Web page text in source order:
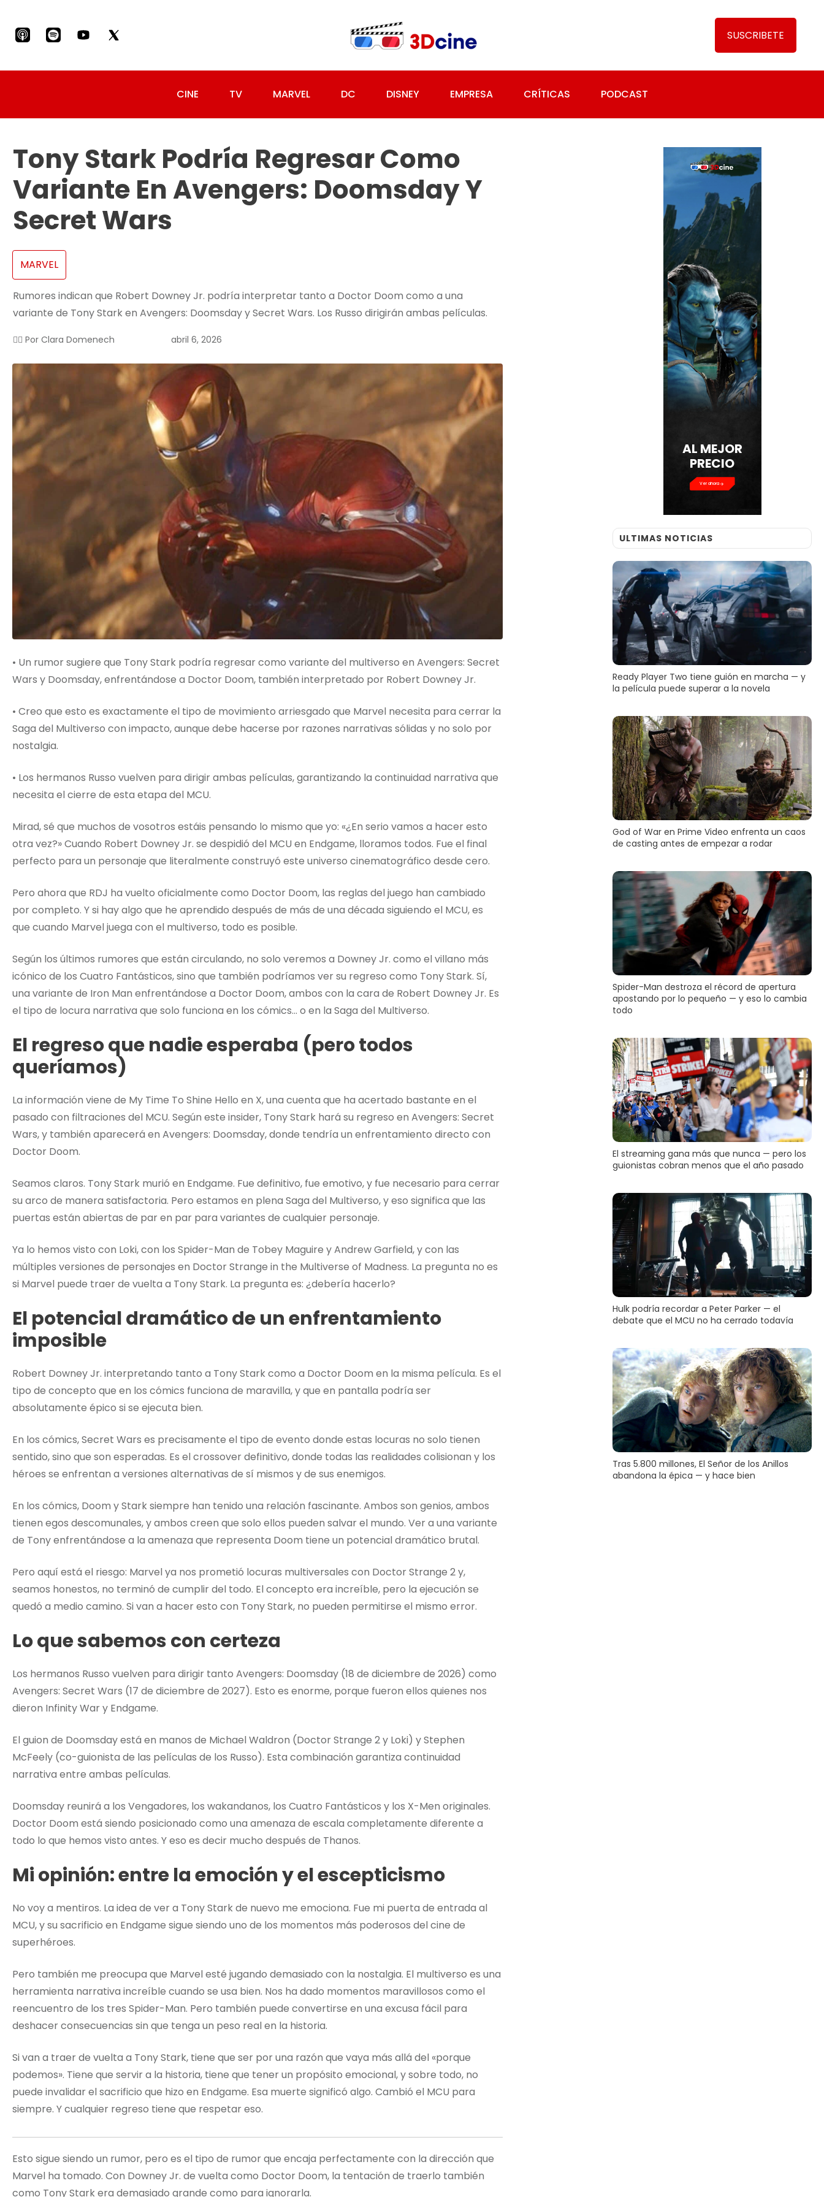
SUSCRIBETE
CINE TV MARVEL DC DISNEY EMPRESA CRÍTICAS PODCAST
Tony Stark Podría Regresar Como
Variante En Avengers: Doomsday Y
Secret Wars
MARVEL
Rumores indican que Robert Downey Jr. podría interpretar tanto a Doctor Doom como a una
variante de Tony Stark en Avengers: Doomsday y Secret Wars. Los Russo dirigirán ambas películas.
✍🏻 Por Clara Domenech abril 6, 2026
• Un rumor sugiere que Tony Stark podría regresar como variante del multiverso en Avengers: Secret
Wars y Doomsday, enfrentándose a Doctor Doom, también interpretado por Robert Downey Jr.
• Creo que esto es exactamente el tipo de movimiento arriesgado que Marvel necesita para cerrar la
Saga del Multiverso con impacto, aunque debe hacerse por razones narrativas sólidas y no solo por
nostalgia.
• Los hermanos Russo vuelven para dirigir ambas películas, garantizando la continuidad narrativa que
necesita el cierre de esta etapa del MCU.
Mirad, sé que muchos de vosotros estáis pensando lo mismo que yo: «¿En serio vamos a hacer esto
otra vez?» Cuando Robert Downey Jr. se despidió del MCU en Endgame, lloramos todos. Fue el final
perfecto para un personaje que literalmente construyó este universo cinematográfico desde cero.
Pero ahora que RDJ ha vuelto oficialmente como Doctor Doom, las reglas del juego han cambiado
por completo. Y si hay algo que he aprendido después de más de una década siguiendo el MCU, es
que cuando Marvel juega con el multiverso, todo es posible.
Según los últimos rumores que están circulando, no solo veremos a Downey Jr. como el villano más
icónico de los Cuatro Fantásticos, sino que también podríamos ver su regreso como Tony Stark. Sí,
una variante de Iron Man enfrentándose a Doctor Doom, ambos con la cara de Robert Downey Jr. Es
el tipo de locura narrativa que solo funciona en los cómics… o en la Saga del Multiverso.
El regreso que nadie esperaba (pero todos
queríamos)
La información viene de My Time To Shine Hello en X, una cuenta que ha acertado bastante en el
pasado con filtraciones del MCU. Según este insider, Tony Stark hará su regreso en Avengers: Secret
Wars, y también aparecerá en Avengers: Doomsday, donde tendría un enfrentamiento directo con
Doctor Doom.
Seamos claros. Tony Stark murió en Endgame. Fue definitivo, fue emotivo, y fue necesario para cerrar
su arco de manera satisfactoria. Pero estamos en plena Saga del Multiverso, y eso significa que las
puertas están abiertas de par en par para variantes de cualquier personaje.
Ya lo hemos visto con Loki, con los Spider-Man de Tobey Maguire y Andrew Garfield, y con las
múltiples versiones de personajes en Doctor Strange in the Multiverse of Madness. La pregunta no es
si Marvel puede traer de vuelta a Tony Stark. La pregunta es: ¿debería hacerlo?
El potencial dramático de un enfrentamiento
imposible
Robert Downey Jr. interpretando tanto a Tony Stark como a Doctor Doom en la misma película. Es el
tipo de concepto que en los cómics funciona de maravilla, y que en pantalla podría ser
absolutamente épico si se ejecuta bien.
En los cómics, Secret Wars es precisamente el tipo de evento donde estas locuras no solo tienen
sentido, sino que son esperadas. Es el crossover definitivo, donde todas las realidades colisionan y los
héroes se enfrentan a versiones alternativas de sí mismos y de sus enemigos.
En los cómics, Doom y Stark siempre han tenido una relación fascinante. Ambos son genios, ambos
tienen egos descomunales, y ambos creen que solo ellos pueden salvar el mundo. Ver a una variante
de Tony enfrentándose a la amenaza que representa Doom tiene un potencial dramático brutal.
Pero aquí está el riesgo: Marvel ya nos prometió locuras multiversales con Doctor Strange 2 y,
seamos honestos, no terminó de cumplir del todo. El concepto era increíble, pero la ejecución se
quedó a medio camino. Si van a hacer esto con Tony Stark, no pueden permitirse el mismo error.
Lo que sabemos con certeza
Los hermanos Russo vuelven para dirigir tanto Avengers: Doomsday (18 de diciembre de 2026) como
Avengers: Secret Wars (17 de diciembre de 2027). Esto es enorme, porque fueron ellos quienes nos
dieron Infinity War y Endgame.
El guion de Doomsday está en manos de Michael Waldron (Doctor Strange 2 y Loki) y Stephen
McFeely (co-guionista de las películas de los Russo). Esta combinación garantiza continuidad
narrativa entre ambas películas.
Doomsday reunirá a los Vengadores, los wakandanos, los Cuatro Fantásticos y los X-Men originales.
Doctor Doom está siendo posicionado como una amenaza de escala completamente diferente a
todo lo que hemos visto antes. Y eso es decir mucho después de Thanos.
Mi opinión: entre la emoción y el escepticismo
No voy a mentiros. La idea de ver a Tony Stark de nuevo me emociona. Fue mi puerta de entrada al
MCU, y su sacrificio en Endgame sigue siendo uno de los momentos más poderosos del cine de
superhéroes.
Pero también me preocupa que Marvel esté jugando demasiado con la nostalgia. El multiverso es una
herramienta narrativa increíble cuando se usa bien. Nos ha dado momentos maravillosos como el
reencuentro de los tres Spider-Man. Pero también puede convertirse en una excusa fácil para
deshacer consecuencias sin que tenga un peso real en la historia.
Si van a traer de vuelta a Tony Stark, tiene que ser por una razón que vaya más allá del «porque
podemos». Tiene que servir a la historia, tiene que tener un propósito emocional, y sobre todo, no
puede invalidar el sacrificio que hizo en Endgame. Esa muerte significó algo. Cambió el MCU para
siempre. Y cualquier regreso tiene que respetar eso.
Esto sigue siendo un rumor, pero es el tipo de rumor que encaja perfectamente con la dirección que
Marvel ha tomado. Con Downey Jr. de vuelta como Doctor Doom, la tentación de traerlo también
como Tony Stark era demasiado grande como para ignorarla.
AL MEJOR
PRECIO
Ver ahora
ULTIMAS NOTICIAS
Ready Player Two tiene guión en marcha — y
la película puede superar a la novela
God of War en Prime Video enfrenta un caos
de casting antes de empezar a rodar
Spider-Man destroza el récord de apertura
apostando por lo pequeño — y eso lo cambia
todo
El streaming gana más que nunca — pero los
guionistas cobran menos que el año pasado
Hulk podría recordar a Peter Parker — el
debate que el MCU no ha cerrado todavía
Tras 5.800 millones, El Señor de los Anillos
abandona la épica — y hace bien